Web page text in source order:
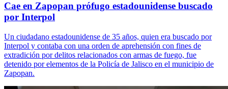
Cae en Zapopan prófugo estadounidense buscado
por Interpol
Un ciudadano estadounidense de 35 años, quien era buscado por
Interpol y contaba con una orden de aprehensión con fines de
extradición por delitos relacionados con armas de fuego, fue
detenido por elementos de la Policía de Jalisco en el municipio de
Zapopan.